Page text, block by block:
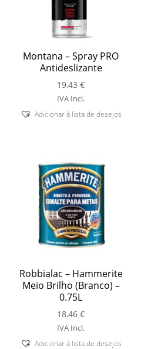
Montana – Spray PRO
Antideslizante
19,43€
IVA Incl.
Adicionar á lista de desejos
Robbialac – Hammerite
Meio Brilho (Branco) –
0.75L
18,46€
IVA Incl.
Adicionar á lista de desejos